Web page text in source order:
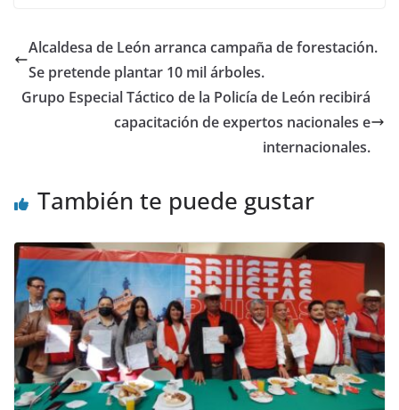
o
o
k
p
p
n
Alcaldesa de León arranca campaña de forestación.
Se pretende plantar 10 mil árboles.
Grupo Especial Táctico de la Policía de León recibirá
capacitación de expertos nacionales e
internacionales.
También te puede gustar